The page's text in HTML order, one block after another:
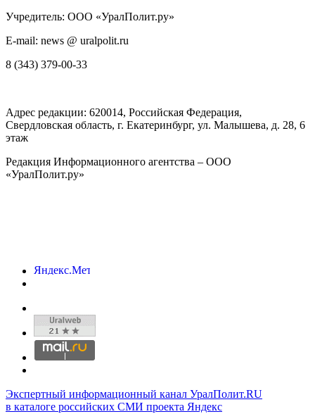
Учредитель: ООО «УралПолит.ру»
E-mail: news @ uralpolit.ru
8 (343) 379-00-33
Адрес редакции: 620014, Российская Федерация,
Свердловская область, г. Екатеринбург, ул. Малышева, д. 28, 6
этаж
Редакция Информационного агентства – ООО
«УралПолит.ру»
Экспертный информационный канал УралПолит.RU
в каталоге российских СМИ проекта Яндекс